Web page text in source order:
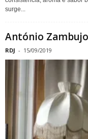
surge...
António Zambujo
RDJ - 15/09/2019